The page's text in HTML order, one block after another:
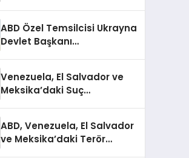
ABD Özel Temsilcisi Ukrayna
Devlet Başkanı
Venezuela, El Salvador ve
Meksika’daki Suç
ABD, Venezuela, El Salvador
ve Meksika’daki Terör